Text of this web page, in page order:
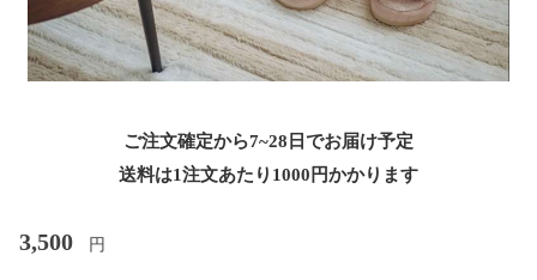
ご注文確定から7~28日でお届け予定
送料は1注文あたり 1000 円かかります
3,500 円